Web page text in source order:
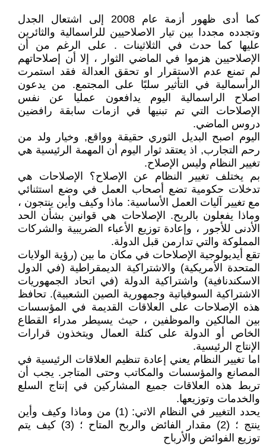
كما أدى ظهور أزمة عام 2008 إلى اشتعال الجدل
وتجدده مجددا بين تيار الاصلاحيين للراسمالية والثائرين
عليها كما حدث في الثلاثينات . على الرغم من أن
الإصلاحيين هزموا في الماضي الثوار ، إلا أن إصلاحاتهم
لم تمنع عدم الاستقرار او تحقق العدالة فقد استمرت
الرأسمالية في التأثير سلبًا على المجتمع. من يدعون
اصلاح الراسمالية اليوم يدافعون عمليا عن نفس
الإصلاحات التي تم تبنيها في ازمات سابقة رافضين
دروس الماضي.
اليوم اصبح البديل الثوري حقيقة وواقع, وخيار ولد من
رحم التجارب, اذ يعتقد ثوار اليوم أن المهمة الرئيسية هي
تغيير النظام وليس الإصلاح.
بم يختلف تغيير النظام عن الإصلاح؟ الإصلاحات هي
تدخلات حكومية تضع أصحاب العمل في وضع استثنائي
مع تغيير آليات العمل الأساسية: ماذا وكيف وأين ينتجون ،
وماذا يفعلون بالربح. الإصلاحات هي قوانين بشأن الحد
الأدنى للأجور ، وإعادة توزيع الأعباء الضريبية والشركات
المملوكة والتي تدارمن قبل الدولة.
تقع أيديولوجية الإصلاحات في مكان ما بين (رؤية الولايات
المتحدة الأمريكية) والاشتراكية الديمقراطية (في الدول
الاسكندنافية) واشتراكية الدولة (في اتحاد الجمهوريات
الاشتراكية السوفياتية وجمهورية الصين الشعبية). تحافظ
هذه الإصلاحات على العلاقات القديمة في المؤسسات
بين المالكين والموظفين ، حيث يسيطر مدراء القطاع
الخاص أو الدولة على كتلة العمال ويتخذون قرارات
الإنتاج الرئيسية.
اما تغيير النظام يعني إعادة تنظيم العلاقات الرئيسية في
المصانع والمؤسسات والمكاتب وحتى المتاجر. يجب أن
تربط هذه العلاقات جميع المشاركين في إنتاج السلع
والخدمات وتوزيعها.
يحدد التغيير في النظام الاتي: (1) من وماذا وكيف وأين
ينتج ؛ (2) مقدار الفائض والربح المتاح ؛ (3) كيف يتم
توزيع الفوائض والأرباح